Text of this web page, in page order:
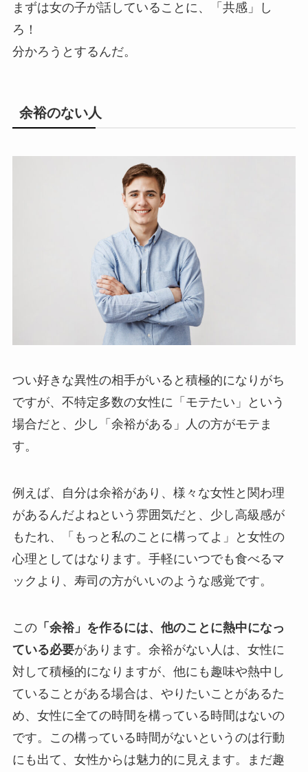
まずは女の子が話していることに、「共感」し
ろ！
分かろうとするんだ。
余裕のない人
つい好きな異性の相手がいると積極的になりがち
ですが、不特定多数の女性に「モテたい」という
場合だと、少し「余裕がある」人の方がモテま
す。
例えば、自分は余裕があり、様々な女性と関わ理
があるんだよねという雰囲気だと、少し高級感が
もたれ、「もっと私のことに構ってよ」と女性の
心理としてはなります。手軽にいつでも食べるマ
ックより、寿司の方がいいのような感覚です。
この「余裕」を作るには、他のことに熱中になっ
ている必要があります。余裕がない人は、女性に
対して積極的になりますが、他にも趣味や熱中し
ていることがある場合は、やりたいことがあるた
め、女性に全ての時間を構っている時間はないの
です。この構っている時間がないというのは行動
にも出て、女性からは魅力的に見えます。まだ趣